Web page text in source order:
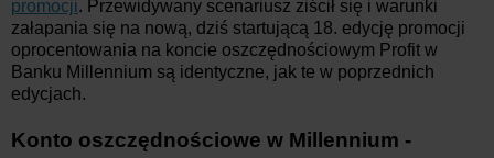
promocji. Przewidywany scenariusz ziścił się i warunki
załapania się na nową, dziś startującą 18. edycję promocji
oprocentowania na koncie oszczędnościowym Profit w
Banku Millennium są identyczne, jak te w poprzednich
edycjach.
Konto oszczędnościowe w Millennium -